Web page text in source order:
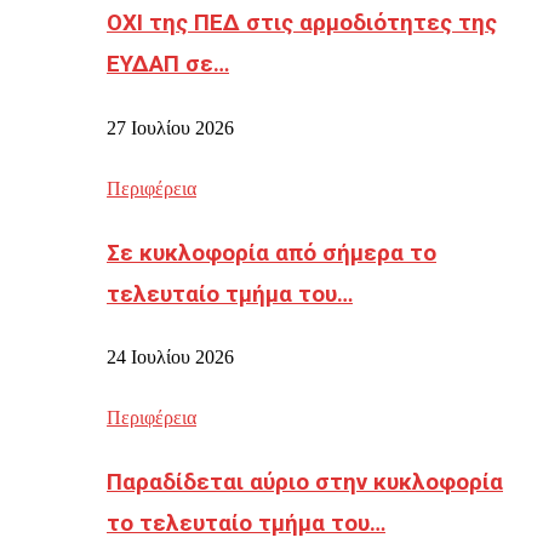
ΟΧΙ της ΠΕΔ στις αρμοδιότητες της
ΕΥΔΑΠ σε…
27 Ιουλίου 2026
Περιφέρεια
Σε κυκλοφορία από σήμερα το
τελευταίο τμήμα του…
24 Ιουλίου 2026
Περιφέρεια
Παραδίδεται αύριο στην κυκλοφορία
το τελευταίο τμήμα του…